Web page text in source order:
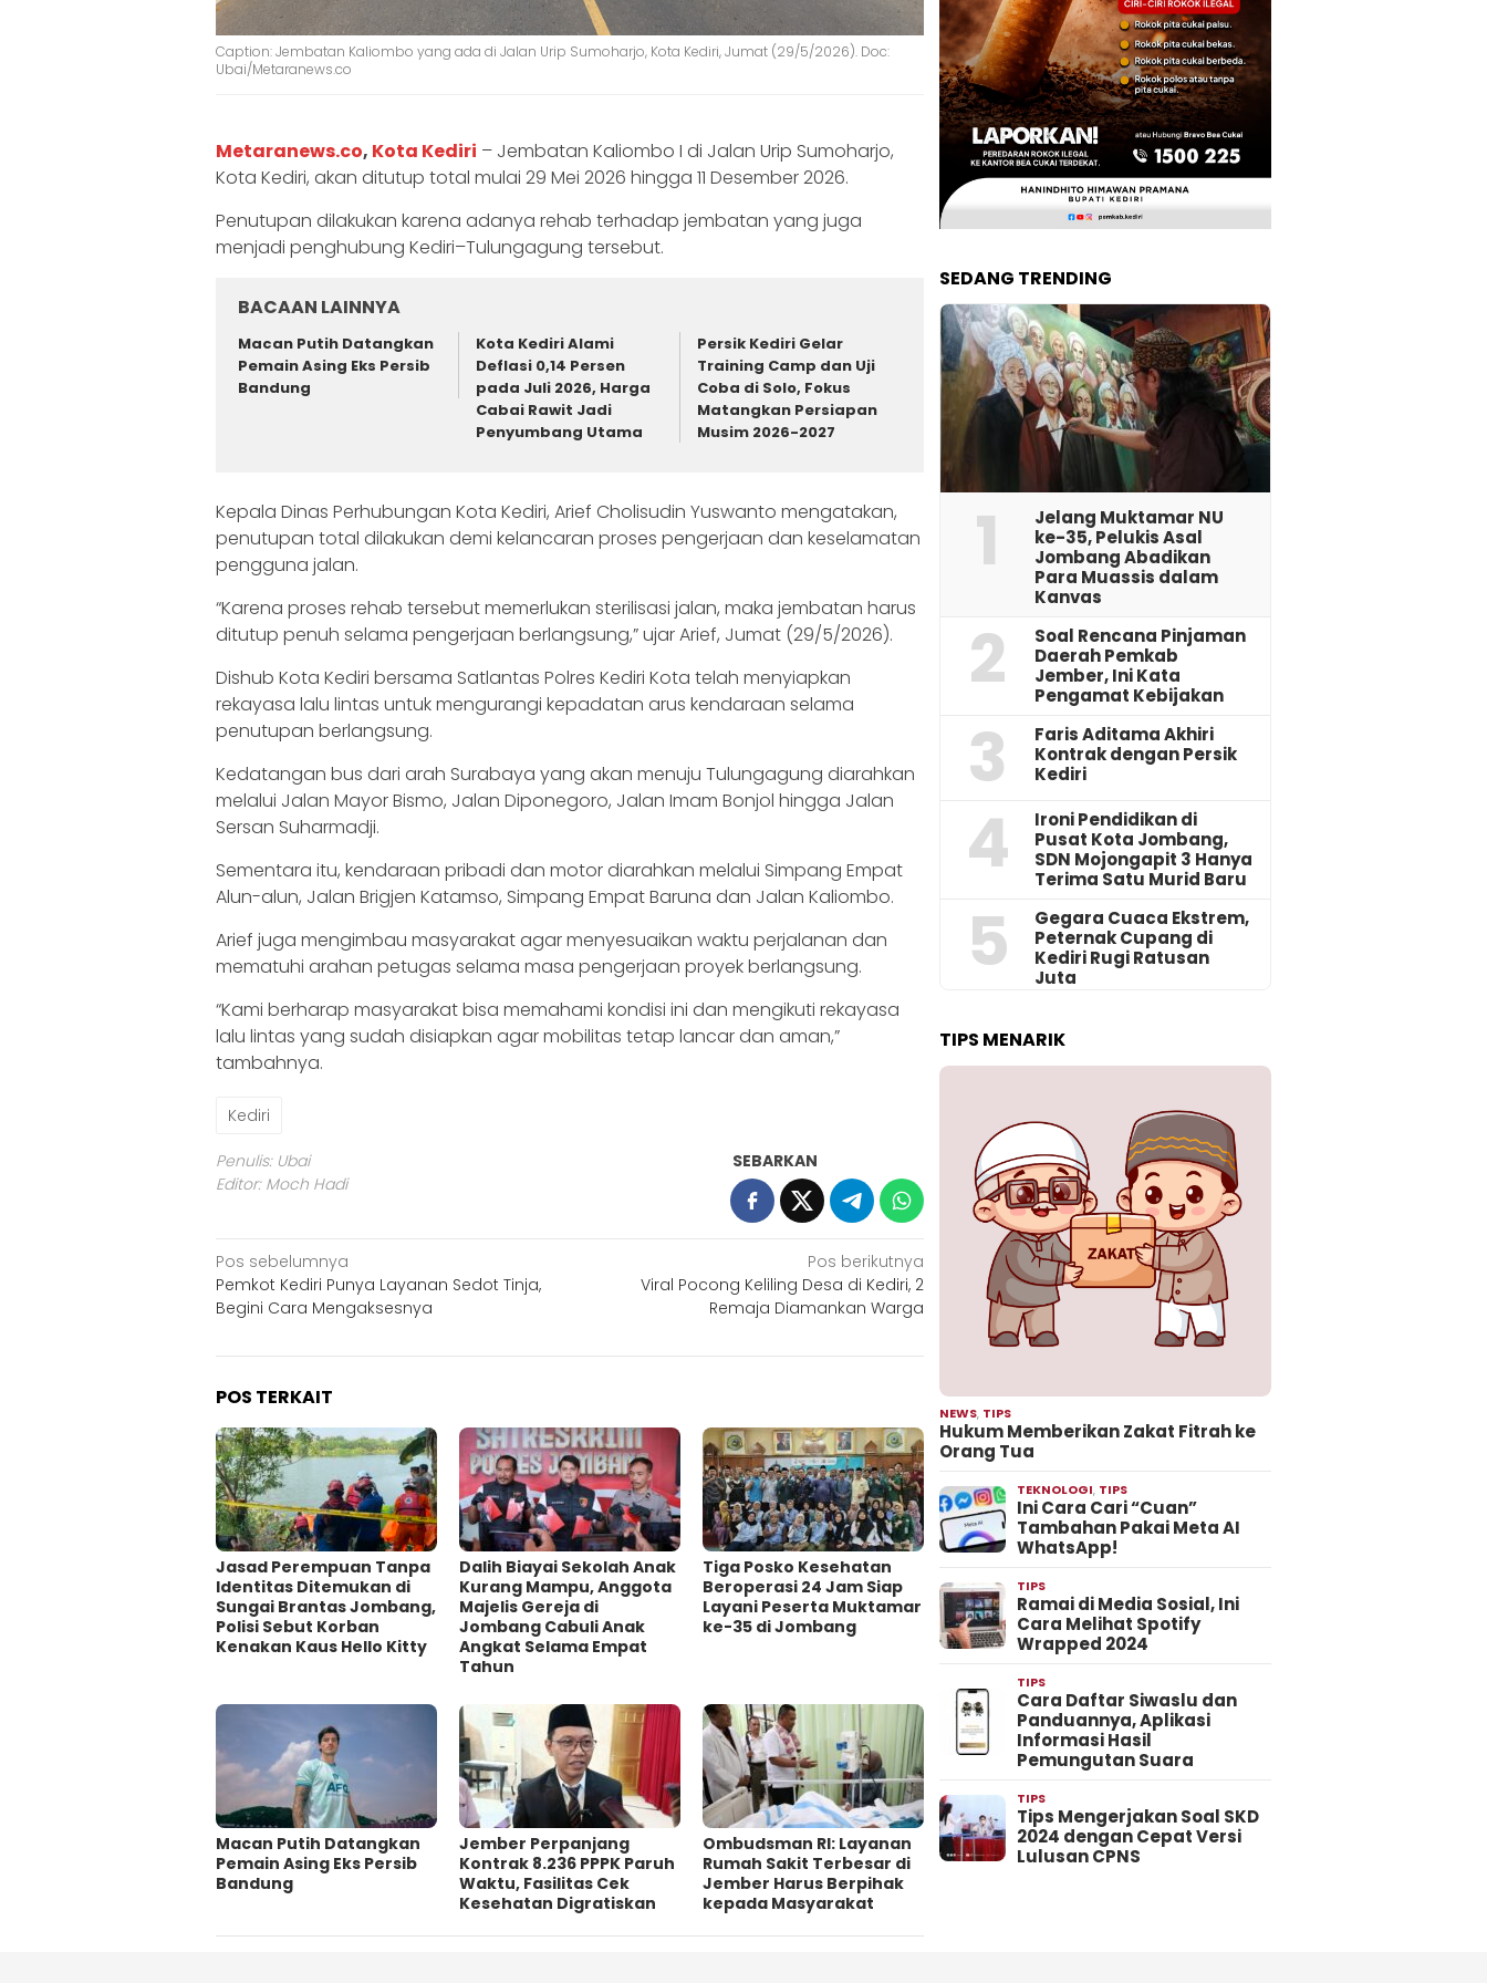
Caption: Jembatan Kaliombo yang ada di Jalan Urip Sumoharjo, Kota Kediri, Jumat (29/5/2026). Doc:
Ubai/Metaranews.co
‎Metaranews.co, Kota Kediri – Jembatan Kaliombo I di Jalan Urip Sumoharjo,
Kota Kediri, akan ditutup total mulai 29 Mei 2026 hingga 11 Desember 2026.
‎‎Penutupan dilakukan karena adanya rehab terhadap jembatan yang juga
menjadi penghubung Kediri–Tulungagung tersebut.
BACAAN LAINNYA
Macan Putih Datangkan
Pemain Asing Eks Persib
Bandung
Kota Kediri Alami
Deflasi 0,14 Persen
pada Juli 2026, Harga
Cabai Rawit Jadi
Penyumbang Utama
Persik Kediri Gelar
Training Camp dan Uji
Coba di Solo, Fokus
Matangkan Persiapan
Musim 2026-2027
‎Kepala Dinas Perhubungan Kota Kediri, Arief Cholisudin Yuswanto mengatakan,
penutupan total dilakukan demi kelancaran proses pengerjaan dan keselamatan
pengguna jalan.
‎“Karena proses rehab tersebut memerlukan sterilisasi jalan, maka jembatan harus
ditutup penuh selama pengerjaan berlangsung,” ujar Arief, Jumat (29/5/2026).
‎Dishub Kota Kediri bersama Satlantas Polres Kediri Kota telah menyiapkan
rekayasa lalu lintas untuk mengurangi kepadatan arus kendaraan selama
penutupan berlangsung.
‎‎Kedatangan bus dari arah Surabaya yang akan menuju Tulungagung diarahkan
melalui Jalan Mayor Bismo, Jalan Diponegoro, Jalan Imam Bonjol hingga Jalan
Sersan Suharmadji.
‎‎Sementara itu, kendaraan pribadi dan motor diarahkan melalui Simpang Empat
Alun-alun, Jalan Brigjen Katamso, Simpang Empat Baruna dan Jalan Kaliombo.
‎‎Arief juga mengimbau masyarakat agar menyesuaikan waktu perjalanan dan
mematuhi arahan petugas selama masa pengerjaan proyek berlangsung.
‎‎“Kami berharap masyarakat bisa memahami kondisi ini dan mengikuti rekayasa
lalu lintas yang sudah disiapkan agar mobilitas tetap lancar dan aman,”
tambahnya.
Kediri
Penulis: Ubai
Editor: Moch Hadi
SEBARKAN
Navigasi
pos
Pos sebelumnya
Pemkot Kediri Punya Layanan Sedot Tinja,
Begini Cara Mengaksesnya
Pos berikutnya
Viral Pocong Keliling Desa di Kediri, 2
Remaja Diamankan Warga
POS TERKAIT
Jasad Perempuan Tanpa
Identitas Ditemukan di
Sungai Brantas Jombang,
Polisi Sebut Korban
Kenakan Kaus Hello Kitty
Dalih Biayai Sekolah Anak
Kurang Mampu, Anggota
Majelis Gereja di
Jombang Cabuli Anak
Angkat Selama Empat
Tahun
Tiga Posko Kesehatan
Beroperasi 24 Jam Siap
Layani Peserta Muktamar
ke-35 di Jombang
Macan Putih Datangkan
Pemain Asing Eks Persib
Bandung
Jember Perpanjang
Kontrak 8.236 PPPK Paruh
Waktu, Fasilitas Cek
Kesehatan Digratiskan
Ombudsman RI: Layanan
Rumah Sakit Terbesar di
Jember Harus Berpihak
kepada Masyarakat
SEDANG TRENDING
1
Jelang Muktamar NU
ke-35, Pelukis Asal
Jombang Abadikan
Para Muassis dalam
Kanvas
2
‎Soal Rencana Pinjaman
Daerah Pemkab
Jember, Ini Kata
Pengamat Kebijakan ‎
3
Faris Aditama Akhiri
Kontrak dengan Persik
Kediri
4
Ironi Pendidikan di
Pusat Kota Jombang,
SDN Mojongapit 3 Hanya
Terima Satu Murid Baru
5
‎Gegara Cuaca Ekstrem,
Peternak Cupang di
Kediri Rugi Ratusan
Juta
TIPS MENARIK
NEWS, TIPS
Hukum Memberikan Zakat Fitrah ke
Orang Tua
TEKNOLOGI, TIPS
Ini Cara Cari “Cuan”
Tambahan Pakai Meta AI
WhatsApp!
TIPS
Ramai di Media Sosial, Ini
Cara Melihat Spotify
Wrapped 2024
TIPS
Cara Daftar Siwaslu dan
Panduannya, Aplikasi
Informasi Hasil
Pemungutan Suara
TIPS
Tips Mengerjakan Soal SKD
2024 dengan Cepat Versi
Lulusan CPNS